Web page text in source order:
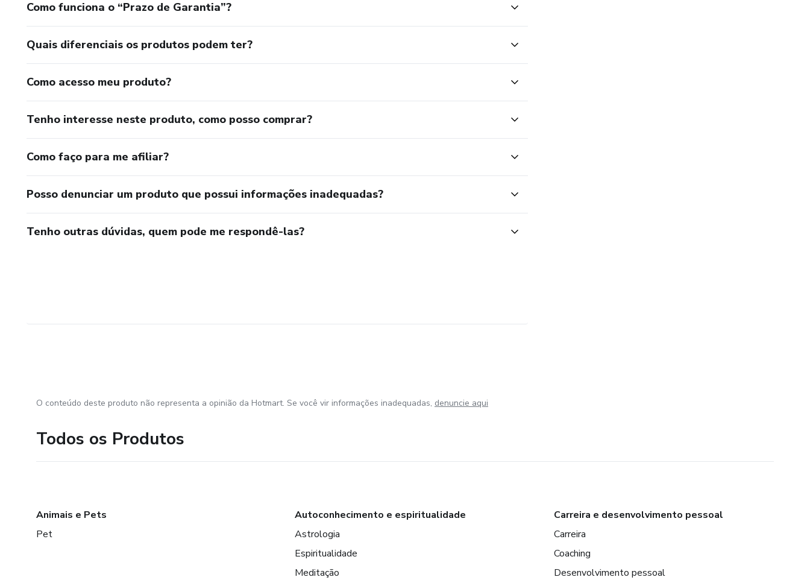
Como funciona o “Prazo de Garantia”?
Quais diferenciais os produtos podem ter?
Como acesso meu produto?
Tenho interesse neste produto, como posso comprar?
Como faço para me afiliar?
Posso denunciar um produto que possui informações inadequadas?
Tenho outras dúvidas, quem pode me respondê-las?
O conteúdo deste produto não representa a opinião da Hotmart. Se você vir informações inadequadas, denuncie aqui
Todos os Produtos
Animais e Pets
Pet
Autoconhecimento e espiritualidade
Astrologia
Espiritualidade
Meditação
Carreira e desenvolvimento pessoal
Carreira
Coaching
Desenvolvimento pessoal